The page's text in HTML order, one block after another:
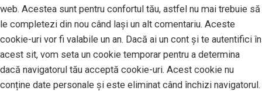
web. Acestea sunt pentru confortul tău, astfel nu mai trebuie să
le completezi din nou când lași un alt comentariu. Aceste
cookie-uri vor fi valabile un an. Dacă ai un cont și te autentifici în
acest sit, vom seta un cookie temporar pentru a determina
dacă navigatorul tău acceptă cookie-uri. Acest cookie nu
conține date personale și este eliminat când închizi navigatorul.